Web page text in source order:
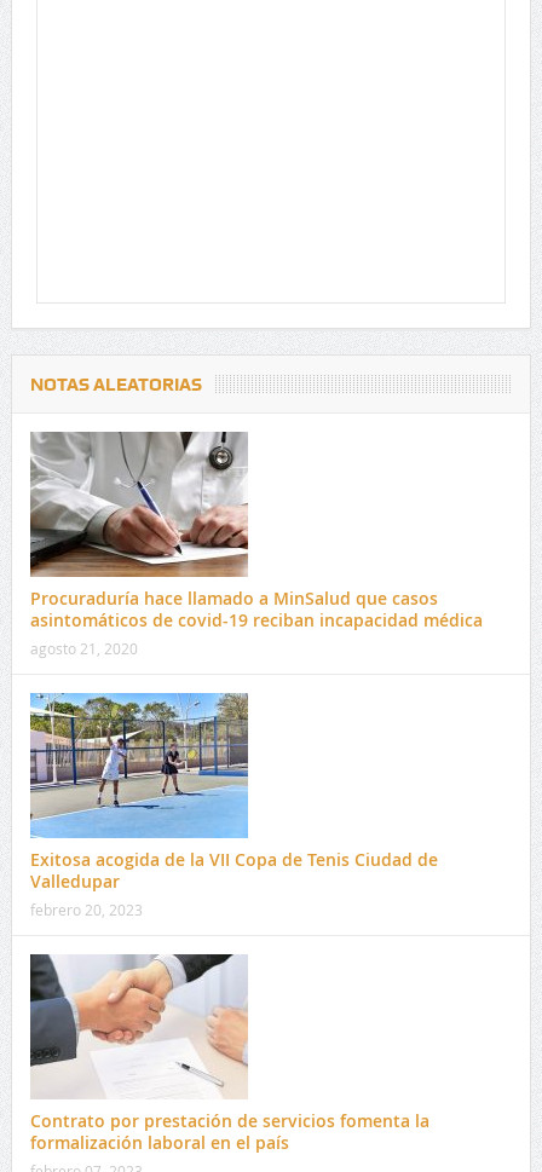
NOTAS ALEATORIAS
Procuraduría hace llamado a MinSalud que casos
asintomáticos de covid-19 reciban incapacidad médica
agosto 21, 2020
Exitosa acogida de la VII Copa de Tenis Ciudad de
Valledupar
febrero 20, 2023
Contrato por prestación de servicios fomenta la
formalización laboral en el país